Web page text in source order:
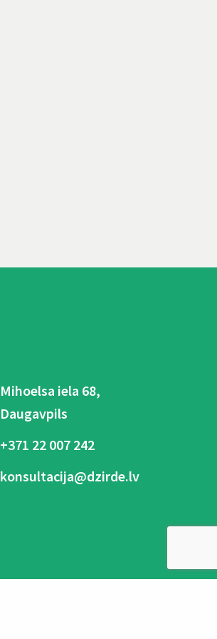
Mihoelsa iela 68,
Daugavpils
+371 22 007 242
konsultacija@dzirde.lv